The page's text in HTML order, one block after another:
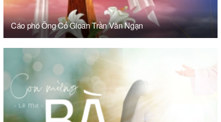
Cáo phó Ông Cố Gioan Trần Văn Ngạn